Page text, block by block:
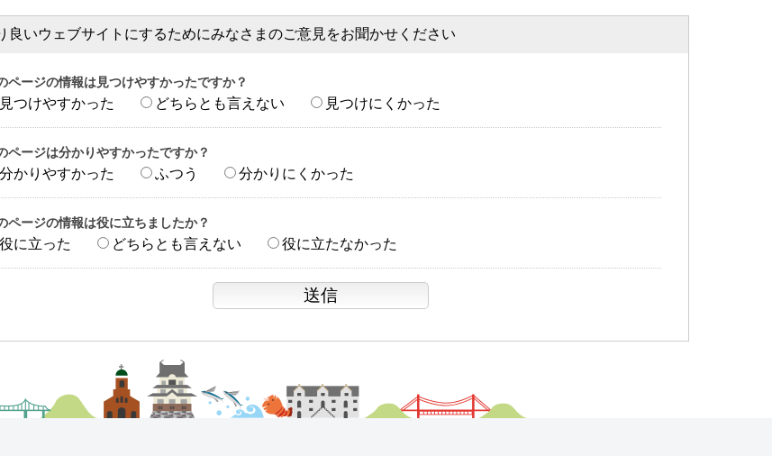
良いウェブサイトにするためにみなさまのご意見をお聞かせください
ページの情報は見つけやすかったですか？
見つけやすかった どちらとも言えない 見つけにくかった
ページは分かりやすかったですか？
分かりやすかった ふつう 分かりにくかった
ページの情報は役に立ちましたか？
役に立った どちらとも言えない 役に立たなかった